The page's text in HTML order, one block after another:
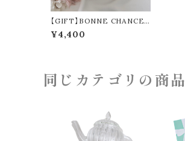
【GIFT】BONNE CHANCE
オリジナルタオル セット
¥4,400
同じカテゴリの商品